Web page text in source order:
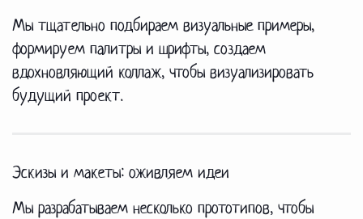
Мы тщательно подбираем визуальные примеры,
формируем палитры и шрифты, создаем
вдохновляющий коллаж, чтобы визуализировать
будущий проект.
Эскизы и макеты: оживляем идеи
Мы разрабатываем несколько прототипов, чтобы